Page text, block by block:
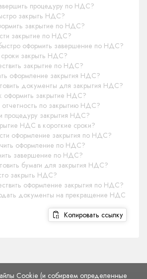
процедуру по НДС?
закрыть НДС?
закрытие по НДС?
закрытие по НДС?
оформить завершение по НДС?
сроки закрыть НДС?
закрытие по НДС?
оформление закрытия НДС?
документы для закрытия НДС?
оформить закрытие НДС?
отчетность по закрытию НДС?
процедуру закрытия НДС?
НДС в короткие сроки?
оформление закрытия по НДС?
оформление по НДС?
завершение по НДС?
бумаги для закрытия НДС?
закрыть НДС?
оформление закрытия по НДС?
документы на прекращение НДС
Копировать ссылку
Cookie (и собираем определенные